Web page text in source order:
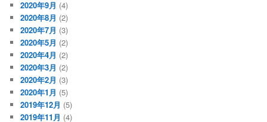
2020年9月 (4)
2020年8月 (2)
2020年7月 (3)
2020年5月 (2)
2020年4月 (2)
2020年3月 (2)
2020年2月 (3)
2020年1月 (5)
2019年12月 (5)
2019年11月 (4)